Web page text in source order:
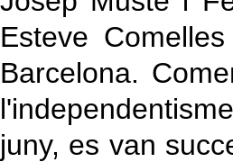
Esteve
Barcelona.
juny, es van